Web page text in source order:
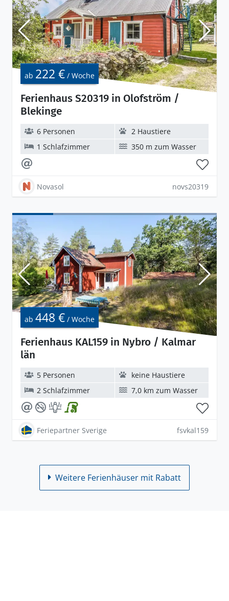
Ferienhaus S20319 in Olofström /
Blekinge
ab 222 € / Woche
6 Personen
2 Haustiere
1 Schlafzimmer
350 m zum Wasser
Novasol novs20319
Ferienhaus KAL159 in Nybro / Kalmar
län
ab 448 € / Woche
5 Personen
keine Haustiere
2 Schlafzimmer
7,0 km zum Wasser
Feriepartner Sverige fsvkal159
Weitere Ferienhäuser mit Rabatt